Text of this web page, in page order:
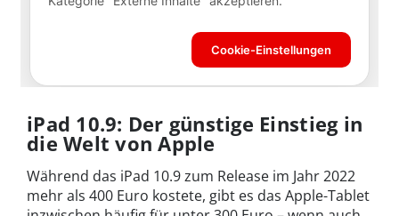
iPad 10.9: Der günstige Einstieg in
die Welt von Apple
Während das iPad 10.9 zum Release im Jahr 2022
mehr als 400 Euro kostete, gibt es das Apple-Tablet